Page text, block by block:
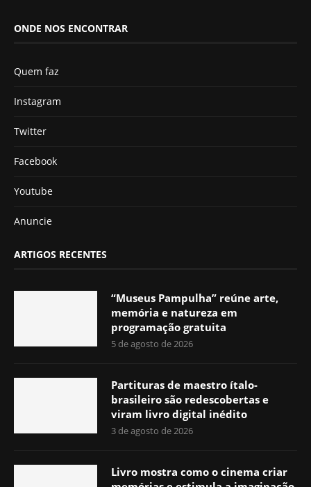
ONDE NOS ENCONTRAR
Quem faz
Instagram
Twitter
Facebook
Youtube
Anuncie
ARTIGOS RECENTES
“Museus Pampulha” reúne arte,
memória e natureza em
programação gratuita
5 de agosto de 2026
Partituras de maestro ítalo-
brasileiro são redescobertas e
viram livro digital inédito
3 de agosto de 2026
Livro mostra como o cinema criar